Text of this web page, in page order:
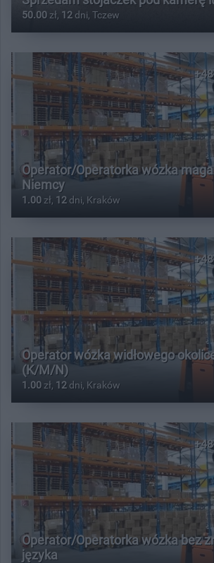
50.00 zł, 12 dni, Tczew
Operator/Operatorka wózka
Niemcy
1.00 zł, 12 dni, Kraków
Operator wózka widłowego
(K/M/N)
1.00 zł, 12 dni, Kraków
Operator/Operatorka wózka bez
języka